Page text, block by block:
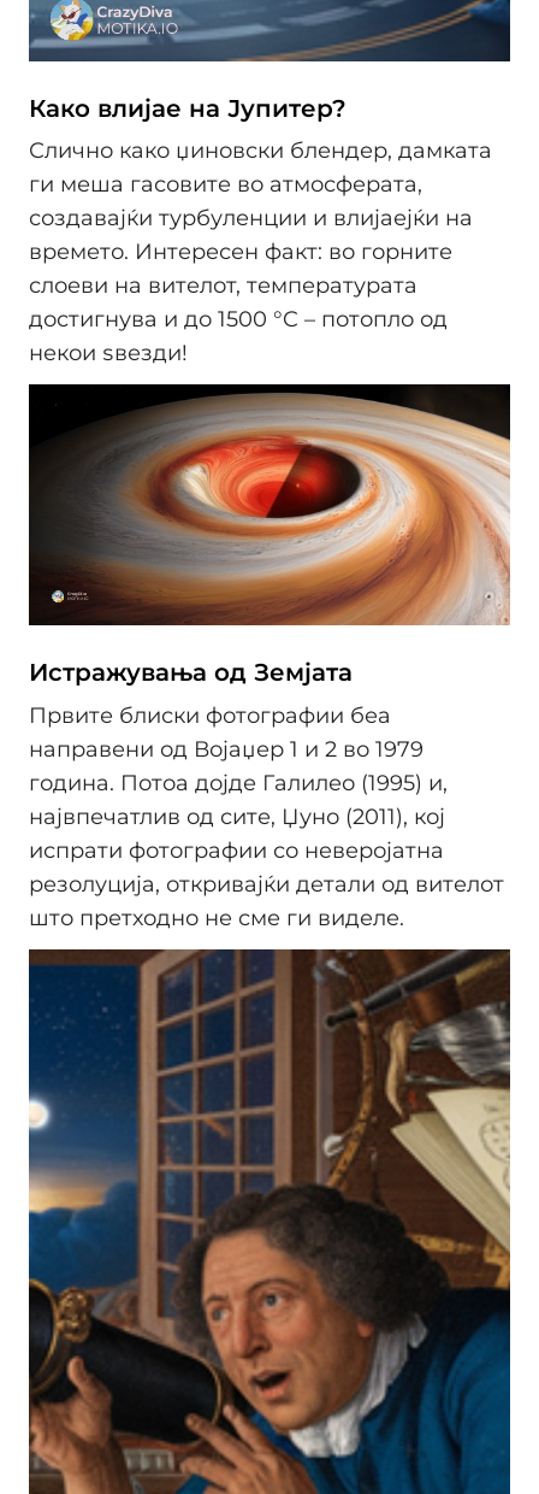
Како влијае на Јупитер?
Слично како џиновски блендер, дамката
ги меша гасовите во атмосферата,
создавајќи турбуленции и влијаејќи на
времето. Интересен факт: во горните
слоеви на вителот, температурата
достигнува и до 1500 °C – потопло од
некои ѕвезди!
Истражувања од Земјата
Првите блиски фотографии беа
направени од Војаџер 1 и 2 во 1979
година. Потоа дојде Галилео (1995) и,
највпечатлив од сите, Џуно (2011), кој
испрати фотографии со неверојатна
резолуција, откривајќи детали од вителот
што претходно не сме ги виделе.